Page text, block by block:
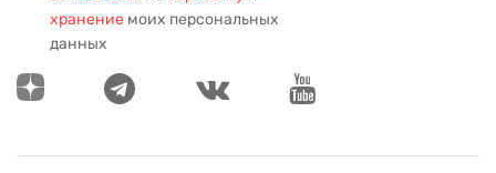
хранение моих персональных
данных